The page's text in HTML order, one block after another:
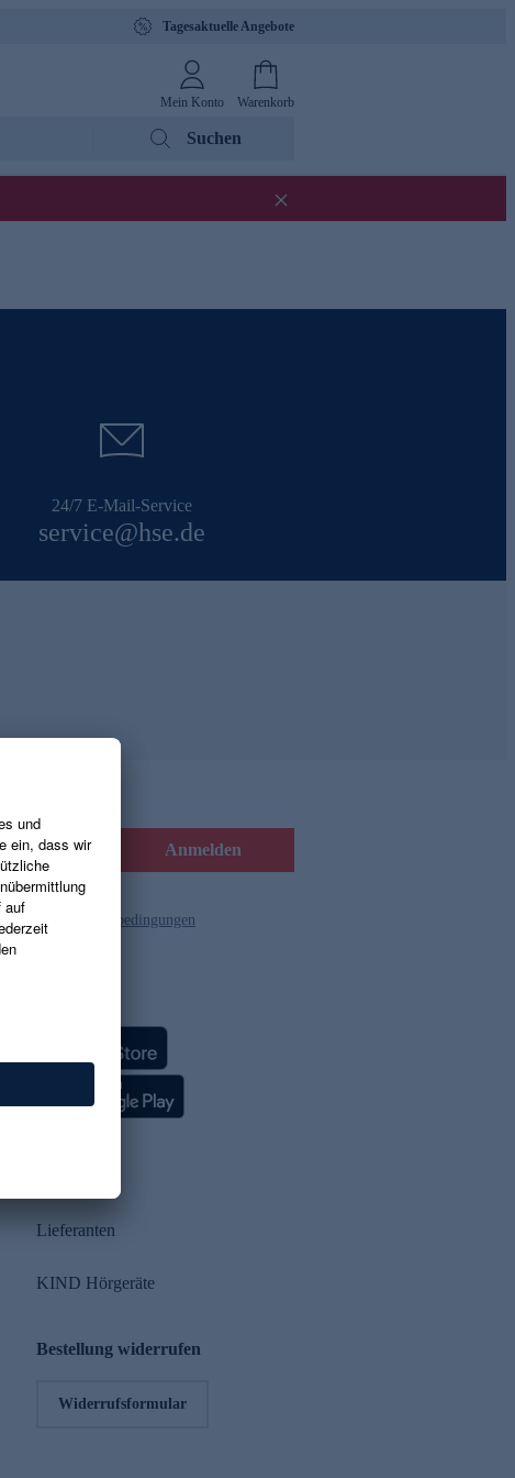
Tagesaktuelle Angebote
Mein Konto Warenkorb
Suchen
24/7 E-Mail-Service
service@hse.de
Anmelden
und die Gutscheinbedingungen
Lieferanten
KIND Hörgeräte
Bestellung widerrufen
Widerrufsformular